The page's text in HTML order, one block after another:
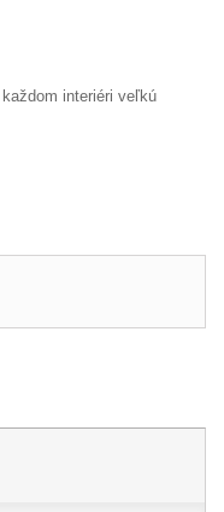
každom interiéri veľkú